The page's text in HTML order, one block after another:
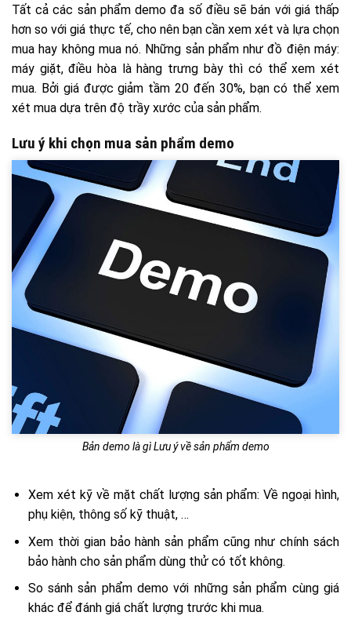
Tất cả các sản phẩm demo đa số điều sẽ bán với giá thấp
hơn so với giá thực tế, cho nên bạn cần xem xét và lựa chọn
mua hay không mua nó. Những sản phẩm như đồ điện máy:
máy giặt, điều hòa là hàng trưng bày thì có thể xem xét
mua. Bởi giá được giảm tầm 20 đến 30%, bạn có thể xem
xét mua dựa trên độ trầy xước của sản phẩm.
Lưu ý khi chọn mua sản phẩm demo
Bản demo là gì Lưu ý về sản phẩm demo
Xem xét kỹ về mặt chất lượng sản phẩm: Về ngoại hình,
phụ kiện, thông số kỹ thuật, …
Xem thời gian bảo hành sản phẩm cũng như chính sách
bảo hành cho sản phẩm dùng thử có tốt không.
So sánh sản phẩm demo với những sản phẩm cùng giá
khác để đánh giá chất lượng trước khi mua.